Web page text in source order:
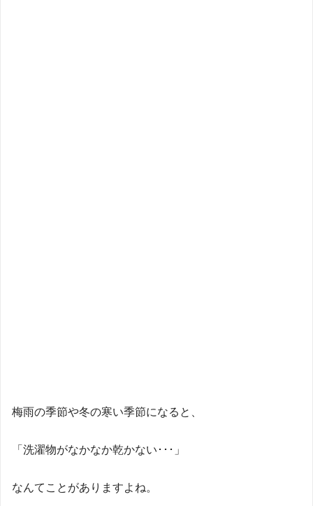
梅雨の季節や冬の寒い季節になると、
「洗濯物がなかなか乾かない･･･」
なんてことがありますよね。